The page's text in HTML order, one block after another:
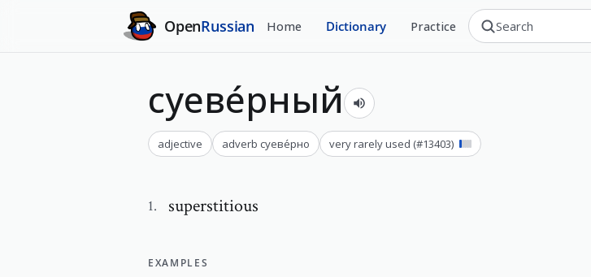
OpenRussian Home Dictionary Practice
суеве́рный
adjective adverb суеве́рно very rarely used (#13403)
1. superstitious
EXAMPLES